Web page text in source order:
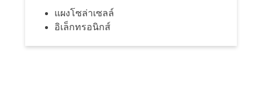
แผงโซล่าเซลล์
อิเล็กทรอนิกส์